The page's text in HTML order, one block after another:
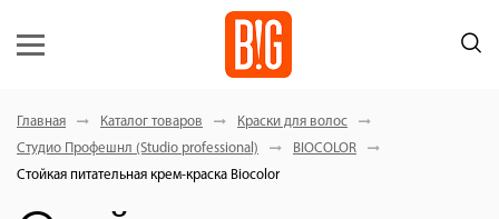
Главная Каталог товаров
Краски для волос
Студио Профешнл (Studio professional)
BIOCOLOR
Стойкая питательная крем-краска Вiocolor